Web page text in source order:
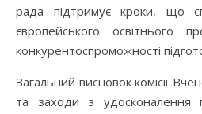
рада підтримує кроки, що
європейського освітнього
конкурентоспроможності
Загальний висновок комісії
та заходи з удосконалення